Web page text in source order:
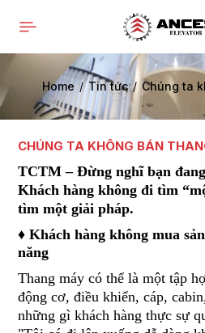
Home Tin tức Chúng ta
CHÚNG TA KHÔNG BÁN
TCTM – Đừng nghĩ bạn
Khách hàng không đi tìm
tìm một giải pháp.
♦ Khách hàng không mua
năng
Thang máy có thể là một tập
động cơ, điều khiển, cáp,
những gì khách hàng thực sự
PRODUCTS LIST ORDER(0)
THÔNG BÁO